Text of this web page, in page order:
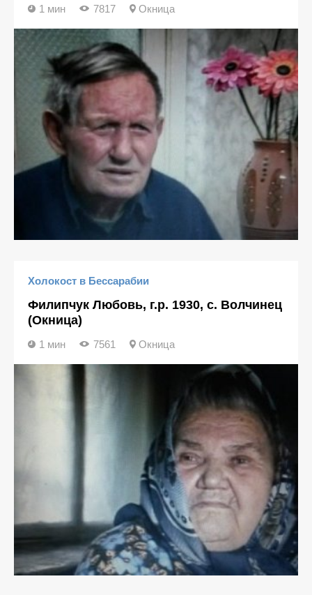
1 мин 7817 Окница
Холокост в Бессарабии
Филипчук Любовь, г.р. 1930, с. Волчинец
(Окница)
1 мин 7561 Окница